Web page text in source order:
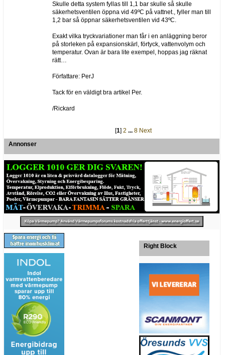
Skulle detta system fyllas till 1,1 bar skulle så skulle
säkerhetsventilen öppna vid 49ºC på vattnet., fyller man till
1,2 bar så öppnar säkerhetsventilen vid 43ºC.
Exakt vilka tryckvariationer man får i en anläggning beror
på storleken på expansionskärl, förtyck, vattenvolym och
temperatur. Ovan är bara lite exempel, hoppas jag räknat
rätt…
Författare: PerJ
Tack för en väldigt bra artikel Per.
/Rickard
[1] 2 ... 8 Next
Annonser
Right Block